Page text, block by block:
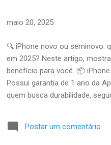
maio 20, 2025
🔍 iPhone novo ou seminovo:
em 2025? Neste artigo,
benefício para você. 📦
Possui garantia de 1 ano da
quem busca durabilidade,
loja (se houver). O preço é
Se puder investir com
Postar um comentário